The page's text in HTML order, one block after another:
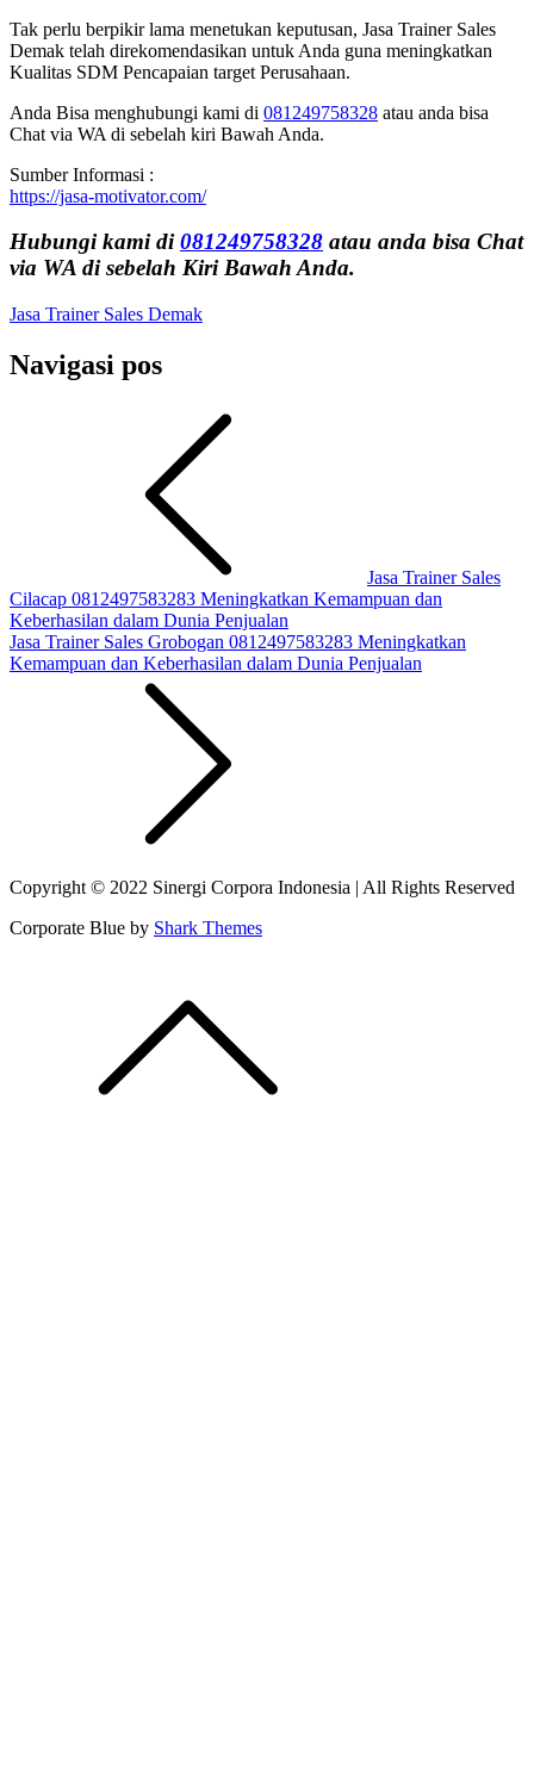
Tak perlu berpikir lama menetukan keputusan, Jasa Trainer Sales
Demak telah direkomendasikan untuk Anda guna meningkatkan
Kualitas SDM Pencapaian target Perusahaan.
Anda Bisa menghubungi kami di 081249758328 atau anda bisa
Chat via WA di sebelah kiri Bawah Anda.
Sumber Informasi :
https://jasa-motivator.com/
Hubungi kami di081249758328 atau anda bisa Chat
via WA di sebelah Kiri Bawah Anda.
Jasa Trainer Sales Demak
Navigasi pos
Jasa Trainer Sales
Cilacap 0812497583283 Meningkatkan Kemampuan dan
Keberhasilan dalam Dunia Penjualan
Jasa Trainer Sales Grobogan 0812497583283 Meningkatkan
Kemampuan dan Keberhasilan dalam Dunia Penjualan
Copyright © 2022 Sinergi Corpora Indonesia | All Rights Reserved
Corporate Blue by Shark Themes